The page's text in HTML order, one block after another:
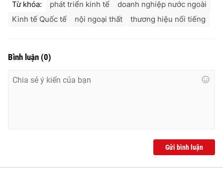
VTV Sức khoẻ
Thị trường 24h
Từ khóa: phát triển kinh tế
doanh nghiệp nước ngoài
Kinh tế Quốc tế
nội ngoại thất thương hiệu nổi tiếng
Bình luận (0)
Gửi bình luận